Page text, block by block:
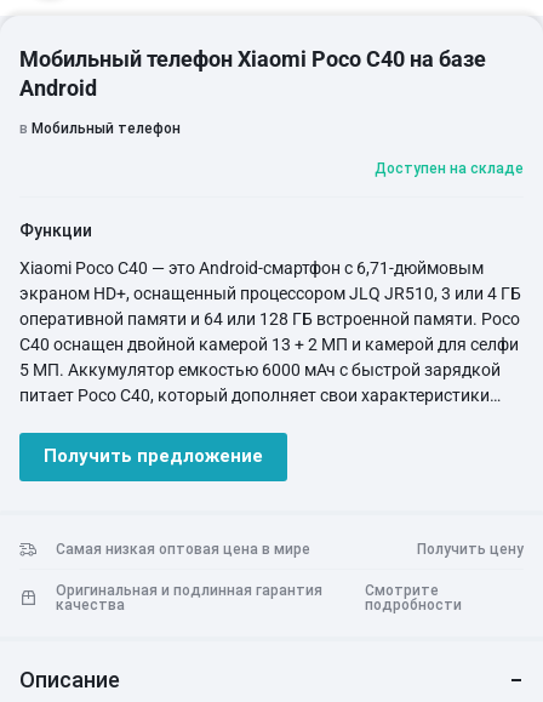
Мобильный телефон Xiaomi Poco C40 на базе
Android
в Мобильный телефон
Доступен на складе
Функции
Xiaomi Poco C40 — это Android-смартфон с 6,71-дюймовым
экраном HD+, оснащенный процессором JLQ JR510, 3 или 4 ГБ
оперативной памяти и 64 или 128 ГБ встроенной памяти. Poco
C40 оснащен двойной камерой 13 + 2 МП и камерой для селфи
5 МП. Аккумулятор емкостью 6000 мАч с быстрой зарядкой
питает Poco C40, который дополняет свои характеристики
работает под управлением MIUI 13 на базе Android 11.
Получить предложение
Самая низкая оптовая цена в мире Получить цену
Оригинальная и подлинная гарантия
качества
Смотрите
подробности
Описание